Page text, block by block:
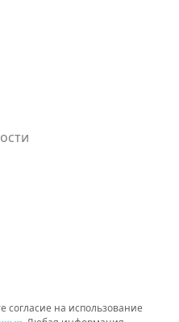
согласие на использование